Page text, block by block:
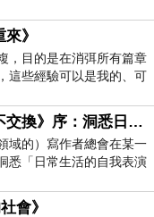
》
，目的是在消弭所有篇章
這些經驗可以是我的、可
《妹妹與喵：日記不交換》序：洞悉日常生活的自我表演性
域的）寫作者總會在某一
悉「日常生活的自我表演
會》